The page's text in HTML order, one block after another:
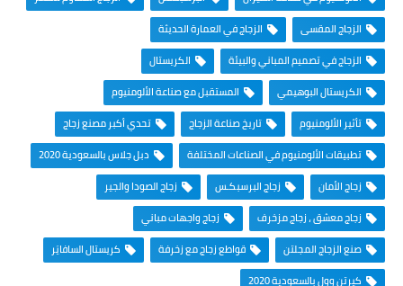
الزجاج المقسى
الزجاج في العمارة الحديثة
الزجاج في تصميم المباني والبيئة
الكريستال
الكريستال البوهيمي
المستقبل مع صناعة الألومنيوم
تأثير الألومنيوم
تاريخ صناعة الزجاج
تحدي أكبر مصنع زجاج
تطبيقات الألومنيوم في الصناعات المختلفة
دبل جلاس بالسعودية 2020
زجاج الأمان
زجاج البرسبكـس
زجاج الصودا والجير
زجاج معشق ، زجاج مزخرف
زجاج واجهات مباني
صنع الزجاج المجلتن
قواطع زجاج مع زخرفة
كريستال السافايَر
كيرتن وول بالسعودية 2020